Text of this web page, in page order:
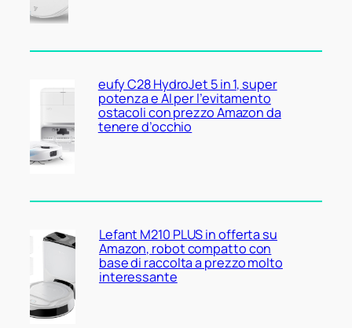
eufy C28 HydroJet 5 in 1, super
potenza e AI per l’evitamento
ostacoli con prezzo Amazon da
tenere d’occhio
Lefant M210 PLUS in offerta su
Amazon, robot compatto con
base di raccolta a prezzo molto
interessante